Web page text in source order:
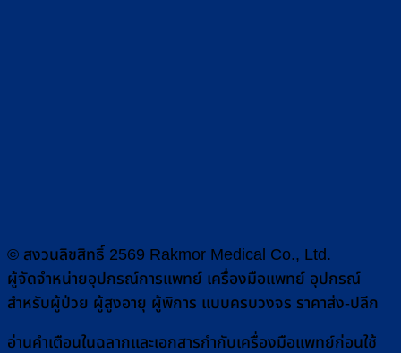
© สงวนลิขสิทธิ์ 2569 Rakmor Medical Co., Ltd.
ผู้จัดจำหน่ายอุปกรณ์การแพทย์ เครื่องมือแพทย์ อุปกรณ์
สำหรับผู้ป่วย ผู้สูงอายุ ผู้พิการ แบบครบวงจร ราคาส่ง-ปลีก
อ่านคำเตือนในฉลากและเอกสารกำกับเครื่องมือแพทย์ก่อนใช้